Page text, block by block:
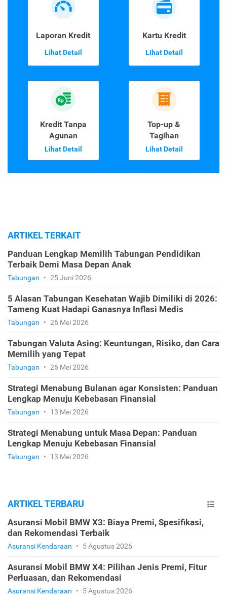
Laporan Kredit
Lihat Detail
Kartu Kredit
Lihat Detail
Kredit Tanpa
Agunan
Lihat Detail
Top-up &
Tagihan
Lihat Detail
ARTIKEL TERKAIT
Panduan Lengkap Memilih Tabungan Pendidikan
Terbaik Demi Masa Depan Anak
Tabungan • 25 Juni 2026
5 Alasan Tabungan Kesehatan Wajib Dimiliki di 2026:
Tameng Kuat Hadapi Ganasnya Inflasi Medis
Tabungan • 26 Mei 2026
Tabungan Valuta Asing: Keuntungan, Risiko, dan Cara
Memilih yang Tepat
Tabungan • 26 Mei 2026
Strategi Menabung Bulanan agar Konsisten: Panduan
Lengkap Menuju Kebebasan Finansial
Tabungan • 13 Mei 2026
Strategi Menabung untuk Masa Depan: Panduan
Lengkap Menuju Kebebasan Finansial
Tabungan • 13 Mei 2026
ARTIKEL TERBARU
Asuransi Mobil BMW X3: Biaya Premi, Spesifikasi,
dan Rekomendasi Terbaik
Asuransi Kendaraan • 5 Agustus 2026
Asuransi Mobil BMW X4: Pilihan Jenis Premi, Fitur
Perluasan, dan Rekomendasi
Asuransi Kendaraan • 5 Agustus 2026